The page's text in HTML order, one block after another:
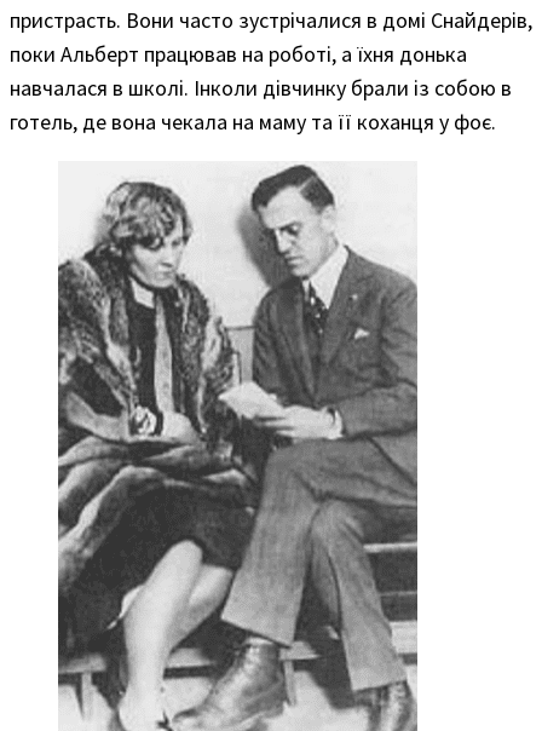
пристрасть. Вони часто зустрічалися в домі Снайдерів,
поки Альберт працював на роботі, а їхня донька
навчалася в школі. Інколи дівчинку брали із собою в
готель, де вона чекала на маму та її коханця у фоє.